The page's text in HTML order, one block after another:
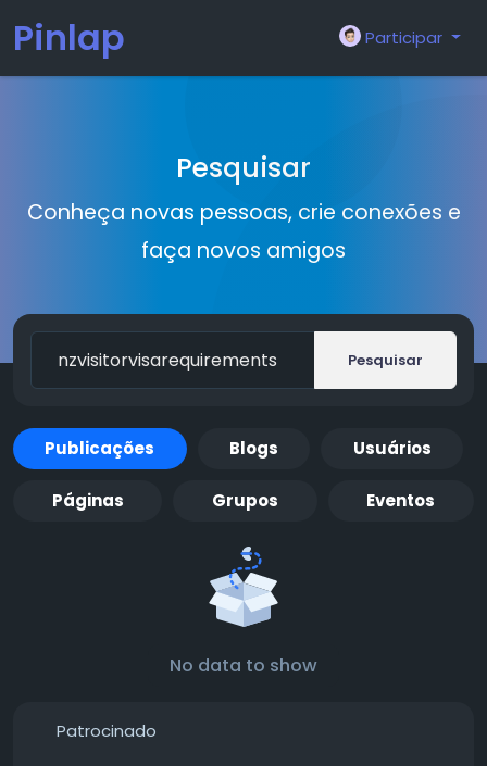
Pinlap Participar
Pesquisar
Conheça novas pessoas, crie conexões e
faça novos amigos
Pesquisar
Publicações Blogs Usuários
Páginas Grupos Eventos
No data to show
Patrocinado